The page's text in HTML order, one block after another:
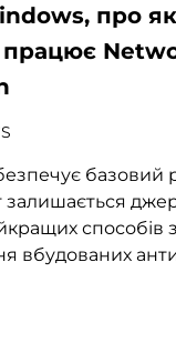
про
працює
базовий
залишається
способів
вбудованих